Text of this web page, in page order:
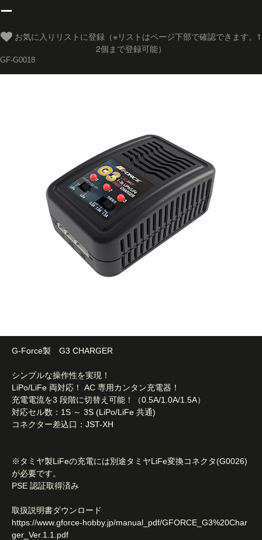
ー
2個まで登録可能）
GF-G0018
G-Force製 G3 CHARGER
シンプルな操作性を実現！
LiPo/LiFe 両対応！ AC 専用カンタン充電器！
充電電流を3 段階に切替え可能！（0.5A/1.0A/1.5A）
対応セル数：1S ～ 3S (LiPo/LiFe 共通)
コネクター差込口：JST-XH
※タミヤ製LiFeの充電には別途タミヤLiFe変換コネクタ(G0026)
が必要です。
PSE 認証取得済み
取扱説明書ダウンロード
https://www.gforce-hobby.jp/manual_pdf/GFORCE_G3%20Char
ger_Ver.1.1.pdf